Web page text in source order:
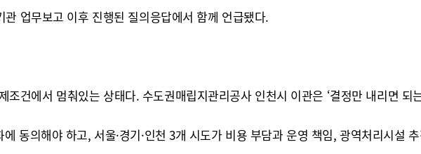
업무보고 이후 진행된 질의응답에서 함께 언급됐다.
건에서 멈춰있는 상태다. 수도권매립지관리공사 인천시 이관은 ‘결정만 내리면 되
동의해야 하고, 서울·경기·인천 3개 시도가 비용 부담과 운영 책임, 광역처리시설